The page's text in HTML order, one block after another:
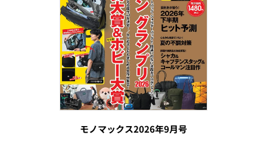
モノマックス2026年9月号